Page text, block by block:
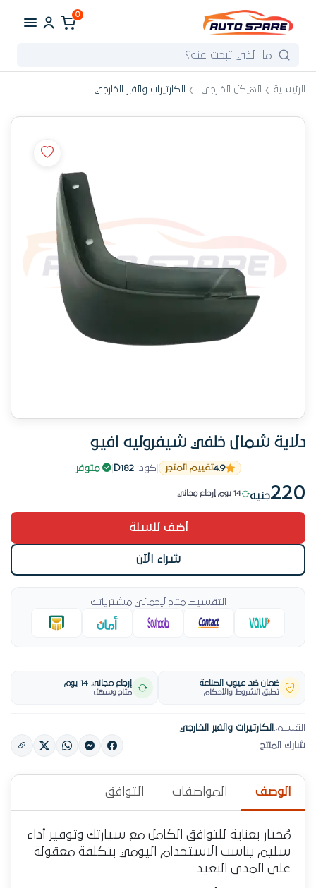
0
الرئيسية الهيكل الخارجي الكارتيرات والفبر الخارجي
دلاية شمال خلفي شيفروليه افيو
4.9تقييم المتجر كود:D182
| متوفر
220جنيه
14 يوم إرجاع مجاني
طلب مرتفع في الكارتيرات والفبر
14 يوم إرجاع مجاني
أضف للسلة
شراء الآن
التقسيط متاح لإجمالي مشترياتك
ضمان ضد عيوب الصناعة
تطبق الشروط والأحكام
إرجاع مجاني 14 يوم
متاح وسهل
القسم: الكارتيرات والفبر الخارجي
شارك المنتج
الوصف المواصفات التوافق
مُختار بعناية للتوافق الكامل مع سيارتك وتوفير أداء
سليم يناسب الاستخدام اليومي بتكلفة معقولة
على المدى البعيد.